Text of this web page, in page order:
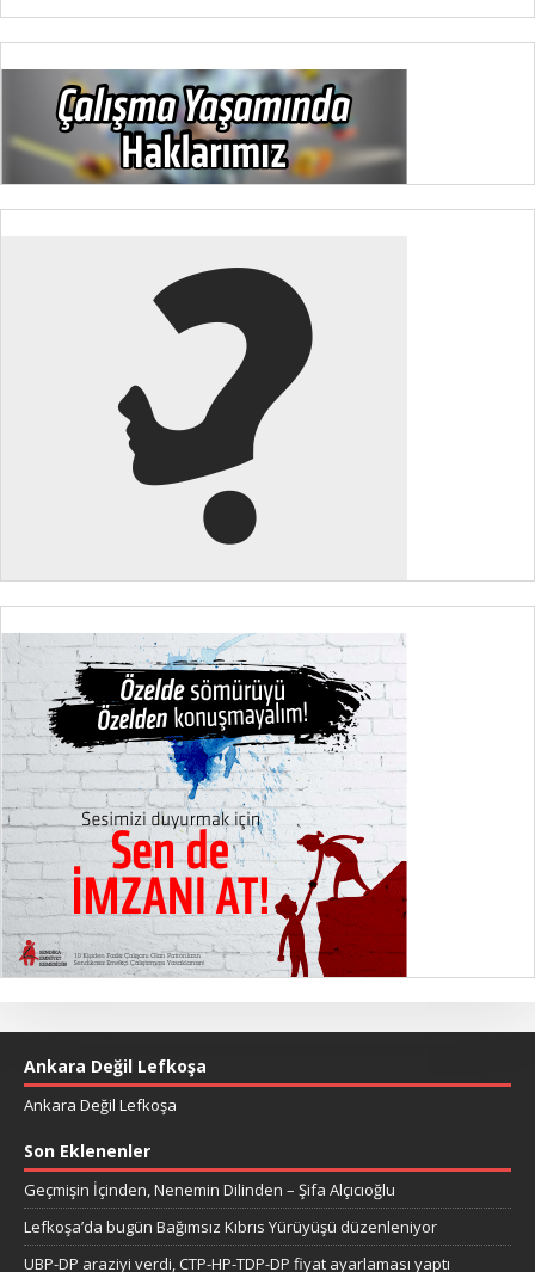
Ankara Değil Lefkoşa
Ankara Değil Lefkoşa
Son Eklenenler
Geçmişin İçinden, Nenemin Dilinden – Şifa Alçıcıoğlu
Lefkoşa’da bugün Bağımsız Kıbrıs Yürüyüşü düzenleniyor
UBP-DP araziyi verdi, CTP-HP-TDP-DP fiyat ayarlaması yaptı